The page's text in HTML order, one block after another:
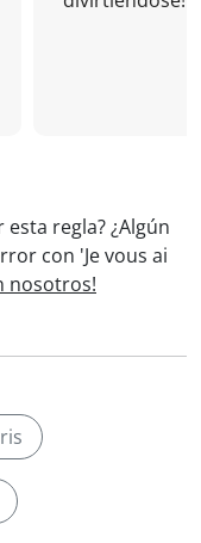
regla? ¿Algún
con 'Je vous ai
nosotros!